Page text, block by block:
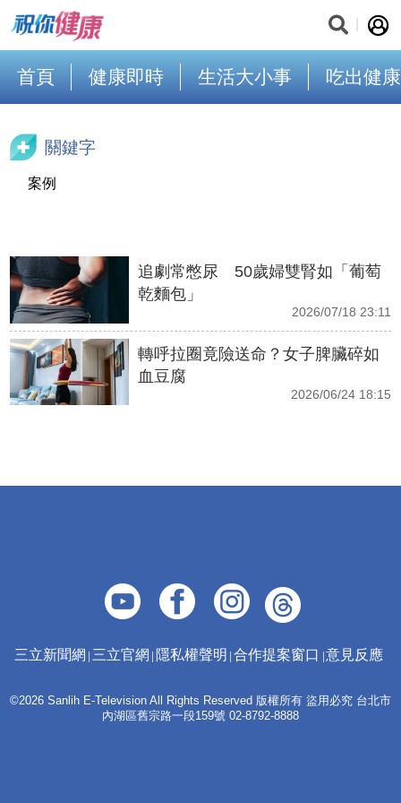
首頁 健康即時 生活大小事 吃出健康
關鍵字
案例
追劇常憋尿 50歲婦雙腎如「葡萄
乾麵包」
2026/07/18 23:11
轉呼拉圈竟險送命？女子脾臟碎如
血豆腐
2026/06/24 18:15
三立新聞網 三立官網 隱私權聲明 合作提案窗口 意見反應
©2026 Sanlih E-Television All Rights Reserved 版權所有 盜用必究 台北市
內湖區舊宗路一段159號 02-8792-8888